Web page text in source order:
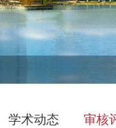
学术动态 审核